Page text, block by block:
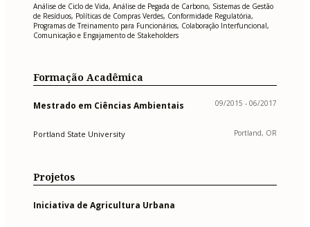
Análise de Ciclo de Vida, Análise de Pegada de Carbono, Sistemas de Gestão
de Resíduos, Políticas de Compras Verdes, Conformidade Regulatória,
Programas de Treinamento para Funcionários, Colaboração Interfuncional,
Comunicação e Engajamento de Stakeholders
Formação Acadêmica
Mestrado em Ciências Ambientais 09/2015 - 06/2017
Portland State University Portland, OR
Projetos
Iniciativa de Agricultura Urbana